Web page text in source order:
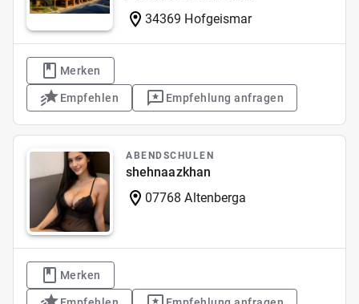
34369 Hofgeismar
Merken
Empfehlen Empfehlung anfragen
ABENDSCHULEN
shehnaazkhan
07768 Altenberga
Merken